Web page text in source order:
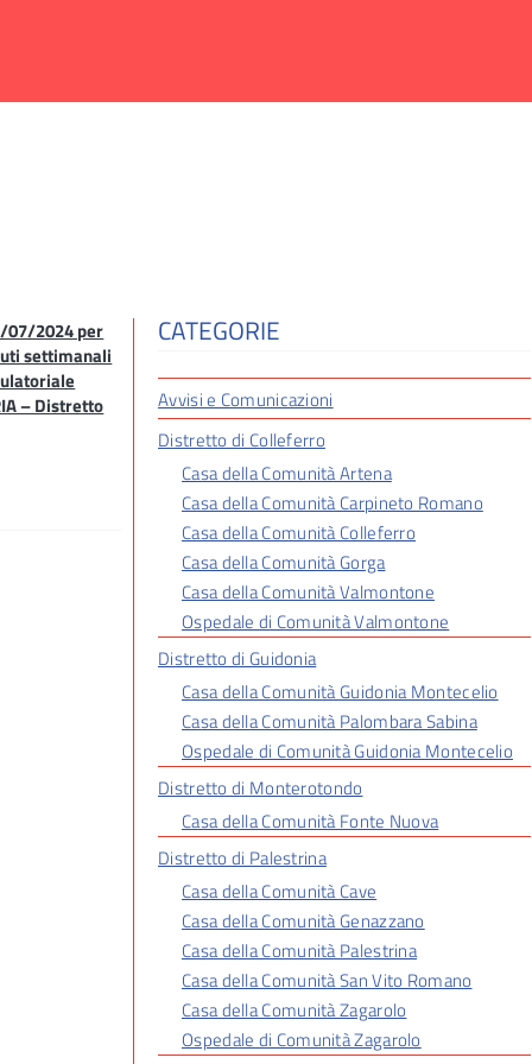
07/2024 per
settimanali
– Distretto
CATEGORIE
Avvisi e Comunicazioni
Distretto di Colleferro
Casa della Comunità Artena
Casa della Comunità Carpineto Romano
Casa della Comunità Colleferro
Casa della Comunità Gorga
Casa della Comunità Valmontone
Ospedale di Comunità Valmontone
Distretto di Guidonia
Casa della Comunità Guidonia Montecelio
Casa della Comunità Palombara Sabina
Ospedale di Comunità Guidonia Montecelio
Distretto di Monterotondo
Casa della Comunità Fonte Nuova
Distretto di Palestrina
Casa della Comunità Cave
Casa della Comunità Genazzano
Casa della Comunità Palestrina
Casa della Comunità San Vito Romano
Casa della Comunità Zagarolo
Ospedale di Comunità Zagarolo